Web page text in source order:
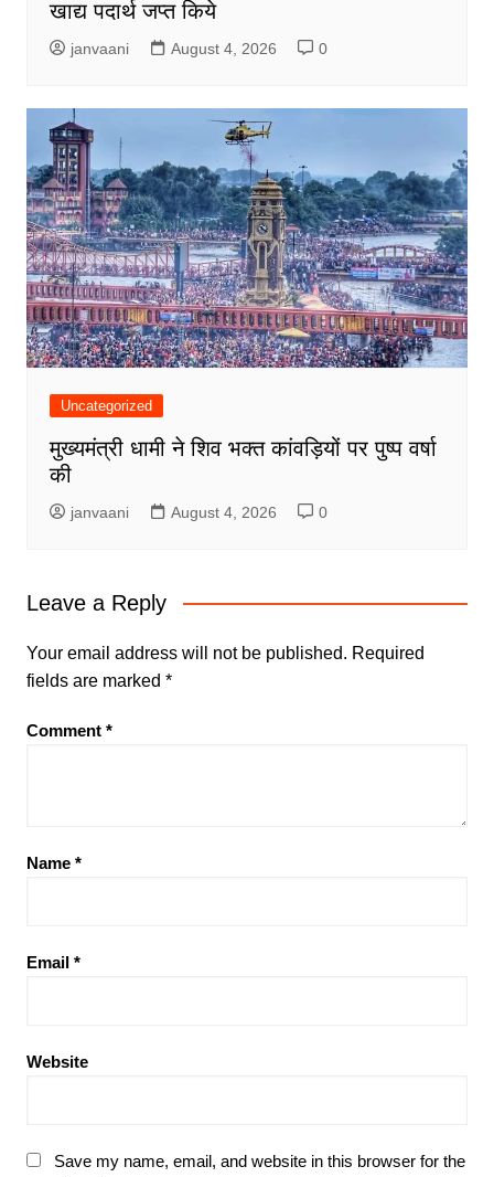
खाद्य पदार्थ जप्त किये
janvaani August 4, 2026 0
Uncategorized
मुख्यमंत्री धामी ने शिव भक्त कांवड़ियों पर पुष्प वर्षा
की
janvaani August 4, 2026 0
Leave a Reply
Your email address will not be published. Required
fields are marked *
Comment *
Name *
Email *
Website
Save my name, email, and website in this browser for the